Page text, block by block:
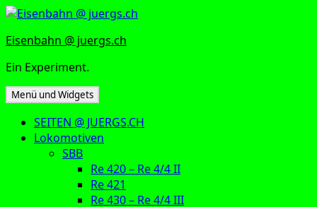
Zum
springen
Eisenbahn @ juergs.ch
Ein Experiment.
Menü und Widgets
SEITEN @ JUERGS.CH
Lokomotiven
SBB
Re 420 – Re 4/4 II
Re 421
Re 430 – Re 4/4 III